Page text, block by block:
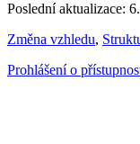
Poslední aktualizace:
Změna vzhledu,
Prohlášení o